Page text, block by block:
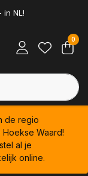
in NL!
0
de regio
Waard!
al je
online.